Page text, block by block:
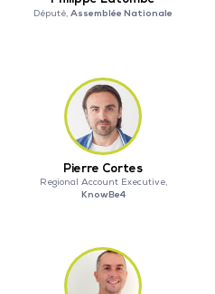
Député,Assemblée Nationale
Pierre Cortes
Regional Account Executive,
KnowBe4